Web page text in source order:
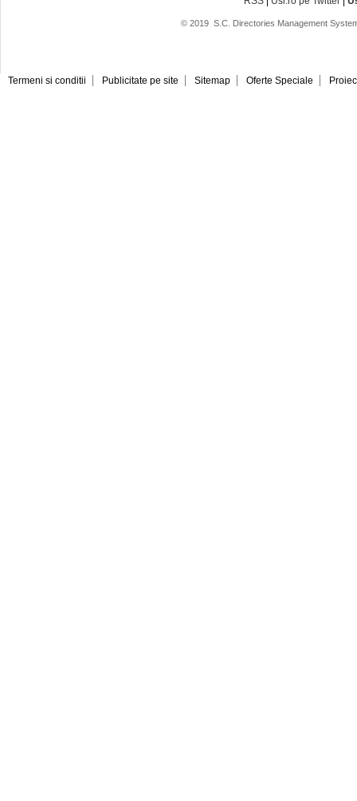
© 2019 S.C. Directories Management
Termeni si conditii Publicitate pe site Sitemap Oferte Speciale